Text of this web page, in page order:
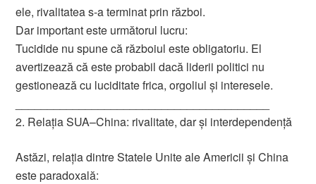
ele, rivalitatea s-a terminat prin război.
Dar important este următorul lucru:
Tucidide nu spune că războiul este obligatoriu. El
avertizează că este probabil dacă liderii politici nu
gestionează cu luciditate frica, orgoliul și interesele.
2. Relația SUA–China: rivalitate, dar și interdependență
Astăzi, relația dintre Statele Unite ale Americii și China
este paradoxală: